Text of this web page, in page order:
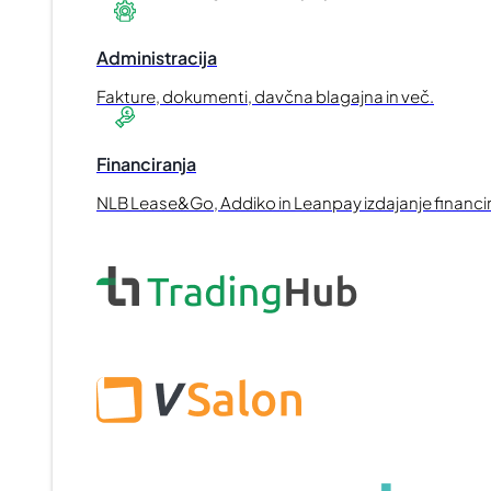
Administracija
Fakture, dokumenti, davčna blagajna in več.
Financiranja
NLB Lease&Go, Addiko in Leanpay izdajanje